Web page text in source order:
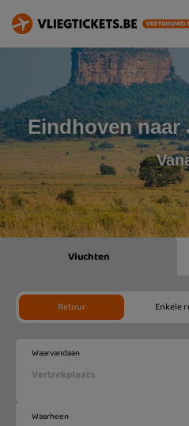
Eindhoven naar